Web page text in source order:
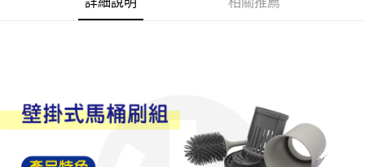
AFTEE先享後付
相關說明
AFTEE先享後付是「在收到商品之後才付款」的支付方式。 讓您購物簡單